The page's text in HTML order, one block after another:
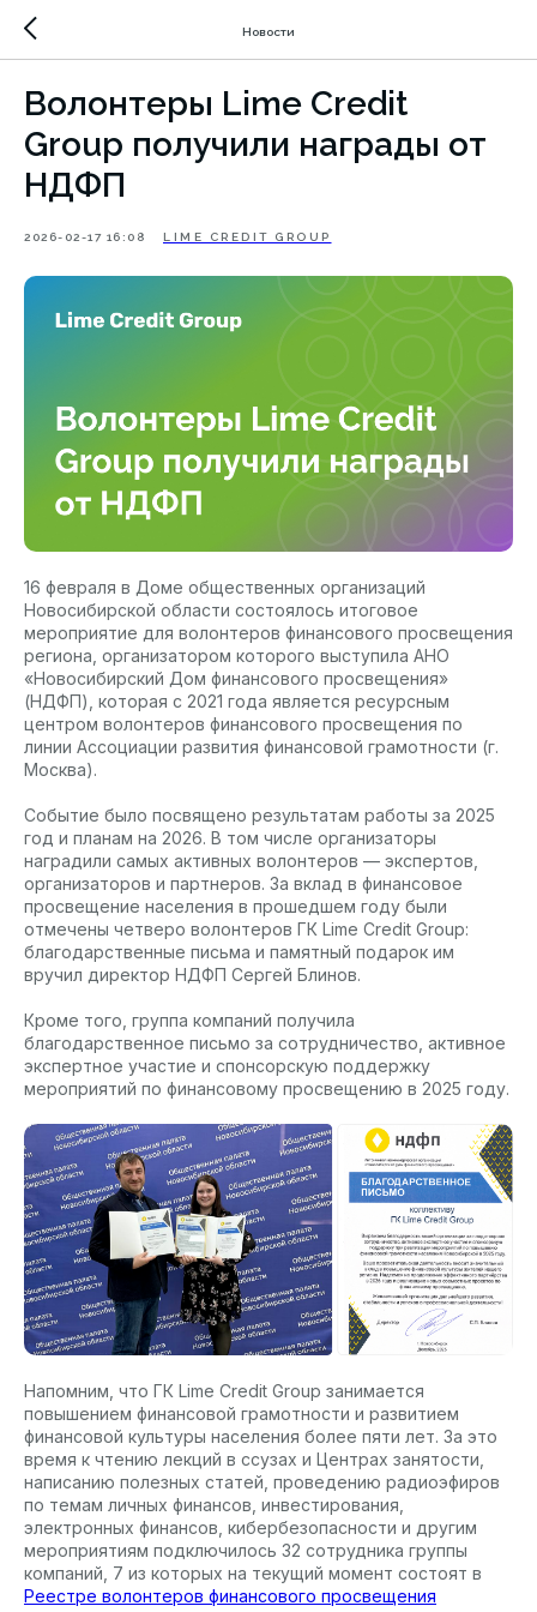
Новости
Волонтеры Lime Credit
Group получили награды от
НДФП
2026-02-17 16:08 LIME CREDIT GROUP
16 февраля в Доме общественных организаций
Новосибирской области состоялось итоговое
мероприятие для волонтеров финансового просвещения
региона, организатором которого выступила АНО
«Новосибирский Дом финансового просвещения»
(НДФП), которая с 2021 года является ресурсным
центром волонтеров финансового просвещения по
линии Ассоциации развития финансовой грамотности (г.
Москва).
Событие было посвящено результатам работы за 2025
год и планам на 2026. В том числе организаторы
наградили самых активных волонтеров — экспертов,
организаторов и партнеров. За вклад в финансовое
просвещение населения в прошедшем году были
отмечены четверо волонтеров ГК Lime Credit Group:
благодарственные письма и памятный подарок им
вручил директор НДФП Сергей Блинов.
Кроме того, группа компаний получила
благодарственное письмо за сотрудничество, активное
экспертное участие и спонсорскую поддержку
мероприятий по финансовому просвещению в 2025 году.
Напомним, что ГК Lime Credit Group занимается
повышением финансовой грамотности и развитием
финансовой культуры населения более пяти лет. За это
время к чтению лекций в ссузах и Центрах занятости,
написанию полезных статей, проведению радиоэфиров
по темам личных финансов, инвестирования,
электронных финансов, кибербезопасности и другим
мероприятиям подключилось 32 сотрудника группы
компаний, 7 из которых на текущий момент состоят в
Реестре волонтеров финансового просвещения